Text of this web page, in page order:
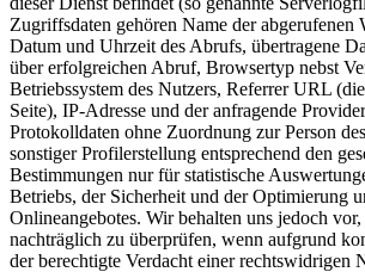
Zugriffsdaten gehören Name der abgerufenen
Datum und Uhrzeit des Abrufs, übertragene
über erfolgreichen Abruf, Browsertyp nebst
Betriebssystem des Nutzers, Referrer URL
Seite), IP-Adresse und der anfragende
Protokolldaten ohne Zuordnung zur Person
sonstiger Profilerstellung entsprechend den
Bestimmungen nur für statistische
Betriebs, der Sicherheit und der Optimierung
Onlineangebotes. Wir behalten uns jedoch
nachträglich zu überprüfen, wenn aufgrund
der berechtigte Verdacht einer rechtswidrigen